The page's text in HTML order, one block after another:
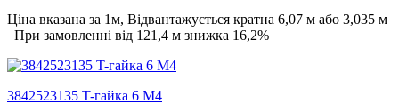
Ціна вказана за 1м, Відвантажується кратна 6,07 м або 3,035 м
При замовленні від 121,4 м знижка 16,2%
3842523135 T-гайка 6 M4